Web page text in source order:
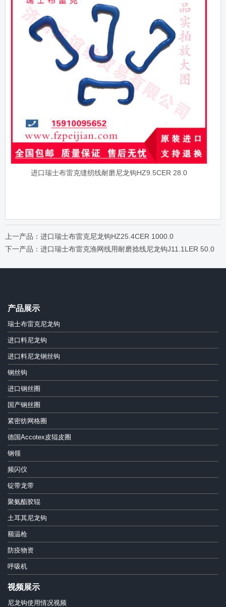
进口瑞士布雷克缝纫线耐磨尼龙钩HZ9.5CER 28.0
上一产品：进口瑞士布雷克尼龙钩HZ25.4CER 1000.0
下一产品：进口瑞士布雷克渔网线用耐磨捻线尼龙钩J11.1LER 50.0
产品展示
瑞士布雷克尼龙钩
进口料尼龙钩
进口料尼龙钢丝钩
钢丝钩
进口钢丝圈
国产钢丝圈
紧密纺网格圈
德国Accotex皮辊皮圈
钢领
频闪仪
锭带龙带
聚氨酯胶辊
土耳其尼龙钩
额温枪
防疫物资
呼吸机
视频展示
尼龙钩使用情况视频